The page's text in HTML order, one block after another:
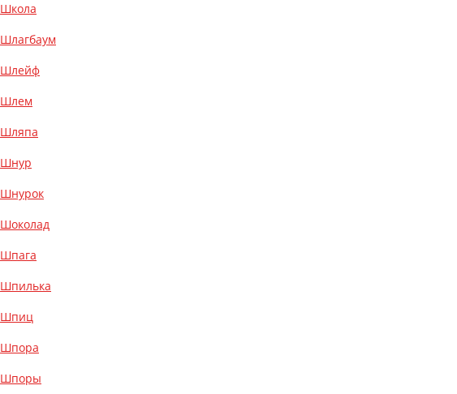
Школа
Шлагбаум
Шлейф
Шлем
Шляпа
Шнур
Шнурок
Шоколад
Шпага
Шпилька
Шпиц
Шпора
Шпоры